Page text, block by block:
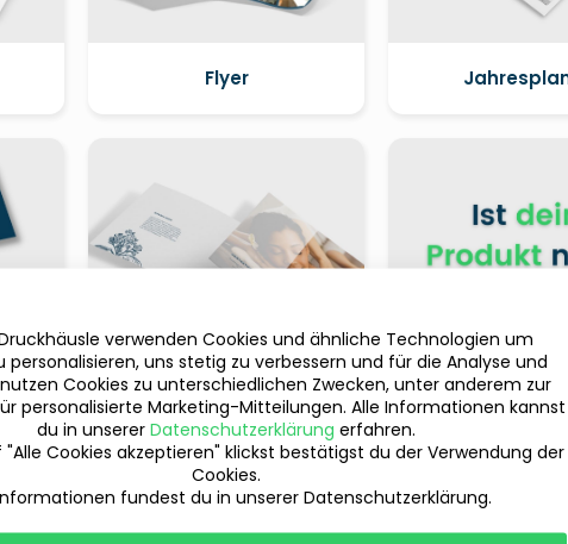
Flyer
Wickelfalzflyer Alle Produkte
verwenden Cookies und ähnliche Technologien um
personalisieren, uns stetig zu verbessern und für die Analyse und
Cookies zu unterschiedlichen Zwecken, unter anderem zur
personalisierte Marketing-Mitteilungen. Alle Informationen kannst
du in unserer Datenschutzerklärung erfahren.
Cookies akzeptieren" klickst bestätigst du der Verwendung der
Cookies.
fundest du in unserer Datenschutzerklärung.